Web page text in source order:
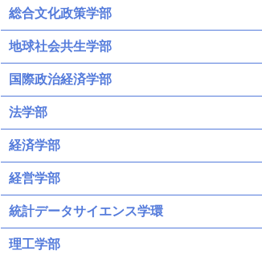
総合文化政策学部
地球社会共生学部
国際政治経済学部
法学部
経済学部
経営学部
統計データサイエンス学環
理工学部